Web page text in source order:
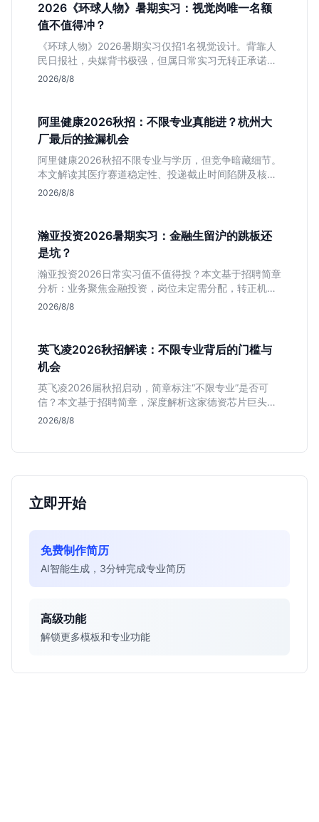
2026《环球人物》暑期实习：视觉岗唯一名额
值不值得冲？
《环球人物》2026暑期实习仅招1名视觉设计。背靠人
民日报社，央媒背书极强，但属日常实习无转正承诺。
适合追求高含金量简历、能接受严谨流程的设计生，想
2026/8/8
阿里健康2026秋招：不限专业真能进？杭州大
厂最后的捡漏机会
阿里健康2026秋招不限专业与学历，但竞争暗藏细节。
本文解读其医疗赛道稳定性、投递截止时间陷阱及核心
岗位面试节奏，帮应届生判断是否值得投入。
2026/8/8
瀚亚投资2026暑期实习：金融生留沪的跳板还
是坑？
瀚亚投资2026日常实习值不值得投？本文基于招聘简章
分析：业务聚焦金融投资，岗位未定需分配，转正机会
不明确。适合急需上海高含金量实习证明、想接触真实
2026/8/8
英飞凌2026秋招解读：不限专业背后的门槛与
机会
英飞凌2026届秋招启动，简章标注“不限专业”是否可
信？本文基于招聘简章，深度解析这家德资芯片巨头的
行业地位、校招真实门槛及投递策略，助你判断是否值
2026/8/8
立即开始
免费制作简历
AI智能生成，3分钟完成专业简历
高级功能
解锁更多模板和专业功能